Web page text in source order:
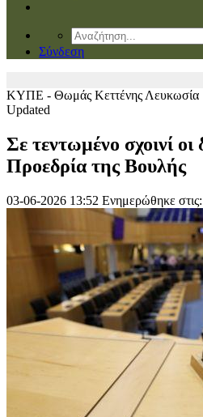
Σύνδεση
ΚΥΠΕ - Θωμάς Κεττένης Λευκωσία
Updated
Σε τεντωμένο σχοινί οι
Προεδρία της Βουλής
03-06-2026 13:52 Ενημερώθηκε